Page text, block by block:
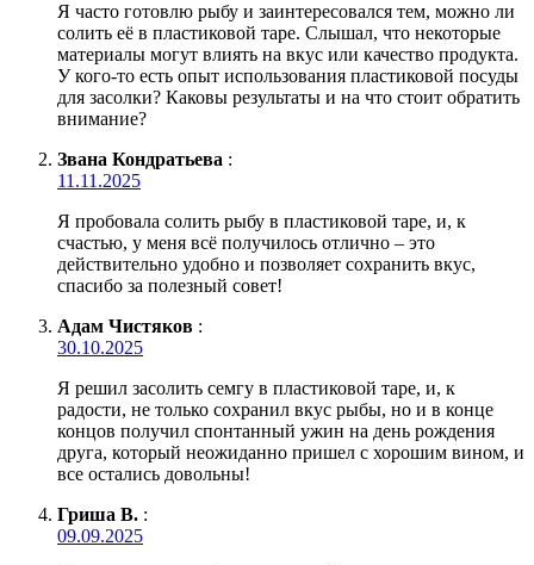
Я часто готовлю рыбу и заинтересовался тем, можно ли
солить её в пластиковой таре. Слышал, что некоторые
материалы могут влиять на вкус или качество продукта.
У кого-то есть опыт использования пластиковой посуды
для засолки? Каковы результаты и на что стоит обратить
внимание?
Звана Кондратьева :
11.11.2025
Я пробовала солить рыбу в пластиковой таре, и, к
счастью, у меня всё получилось отлично – это
действительно удобно и позволяет сохранить вкус,
спасибо за полезный совет!
Адам Чистяков :
30.10.2025
Я решил засолить семгу в пластиковой таре, и, к
радости, не только сохранил вкус рыбы, но и в конце
концов получил спонтанный ужин на день рождения
друга, который неожиданно пришел с хорошим вином, и
все остались довольны!
Гриша В. :
09.09.2025